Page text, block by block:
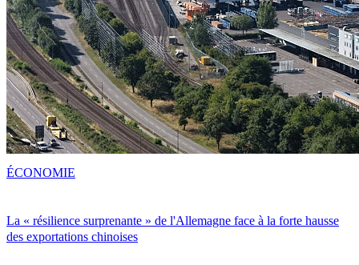
La « résilience surprenante » de l'Allemagne face à la forte hausse
des exportations chinoises
ÉCONOMIE